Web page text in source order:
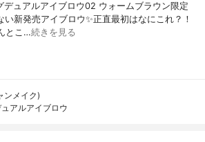
デュアルアイブロウ02 ウォームブラウン限定
新発売アイブロウ✨正直最初はなにこれ？！
とこ…続きを見る
ンメイク)
アルアイブロウ